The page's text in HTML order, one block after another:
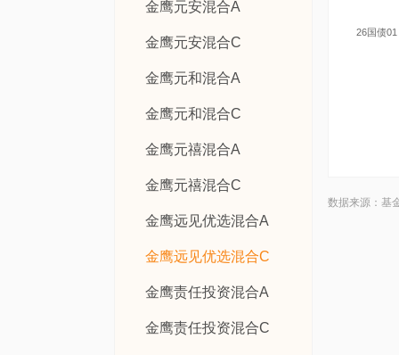
金鹰元安混合A
金鹰元安混合C
金鹰元和混合A
金鹰元和混合C
金鹰元禧混合A
金鹰元禧混合C
金鹰远见优选混合A
金鹰远见优选混合C
金鹰责任投资混合A
金鹰责任投资混合C
26国债01
数据来源：基